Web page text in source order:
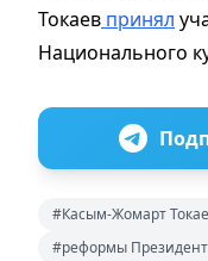
Токаев принял
Национального
#Касым-Жомарт
#реформы